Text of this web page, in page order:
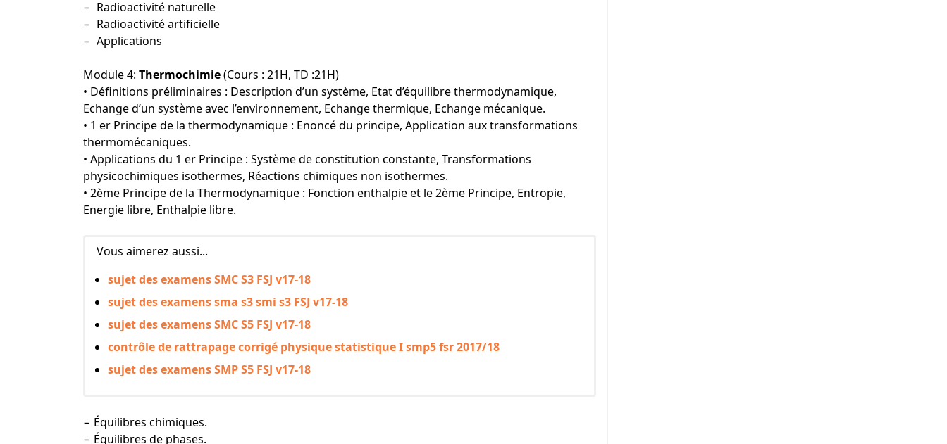
− Radioactivité naturelle
− Radioactivité artificielle
− Applications
Module 4: Thermochimie(Cours : 21H, TD :21H)
• Définitions préliminaires : Description d’un système, Etat d’équilibre thermodynamique,
Echange d’un système avec l’environnement, Echange thermique, Echange mécanique.
• 1 er Principe de la thermodynamique : Enoncé du principe, Application aux transformations
thermomécaniques.
• Applications du 1 er Principe : Système de constitution constante, Transformations
physicochimiques isothermes, Réactions chimiques non isothermes.
• 2ème Principe de la Thermodynamique : Fonction enthalpie et le 2ème Principe, Entropie,
Energie libre, Enthalpie libre.
Vous aimerez aussi...
sujet des examens SMC S3 FSJ v17-18
sujet des examens sma s3 smi s3 FSJ v17-18
sujet des examens SMC S5 FSJ v17-18
contrôle de rattrapage corrigé physique statistique I smp5 fsr 2017/18
sujet des examens SMP S5 FSJ v17-18
− Équilibres chimiques.
− Équilibres de phases.